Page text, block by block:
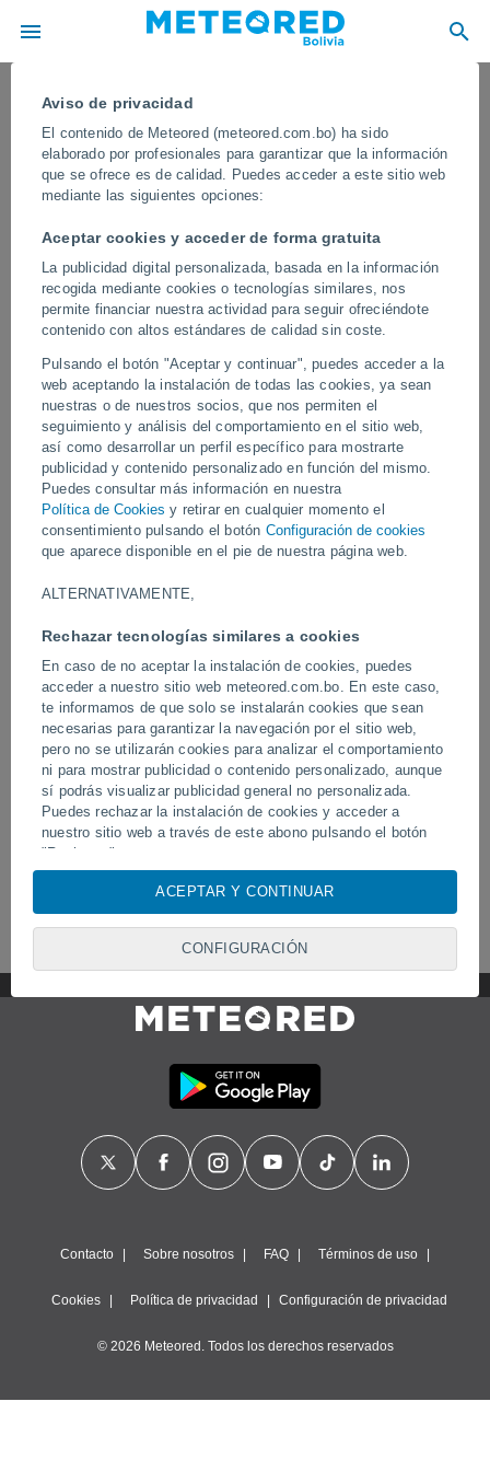
Aviso de privacidad
El contenido de Meteored (meteored.com.bo) ha sido
elaborado por profesionales para garantizar que la información
que se ofrece es de calidad. Puedes acceder a este sitio web
mediante las siguientes opciones:
Aceptar cookies y acceder de forma gratuita
La publicidad digital personalizada, basada en la información
recogida mediante cookies o tecnologías similares, nos
permite financiar nuestra actividad para seguir ofreciéndote
contenido con altos estándares de calidad sin coste.
Pulsando el botón "Aceptar y continuar", puedes acceder a la
web aceptando la instalación de todas las cookies, ya sean
nuestras o de nuestros socios, que nos permiten el
seguimiento y análisis del comportamiento en el sitio web,
así como desarrollar un perfil específico para mostrarte
publicidad y contenido personalizado en función del mismo.
Puedes consultar más información en nuestra
Política de Cookies y retirar en cualquier momento el
consentimiento pulsando el botón Configuración de cookies
que aparece disponible en el pie de nuestra página web.
ALTERNATIVAMENTE,
Rechazar tecnologías similares a cookies
En caso de no aceptar la instalación de cookies, puedes
acceder a nuestro sitio web meteored.com.bo. En este caso,
te informamos de que solo se instalarán cookies que sean
necesarias para garantizar la navegación por el sitio web,
pero no se utilizarán cookies para analizar el comportamiento
ni para mostrar publicidad o contenido personalizado, aunque
sí podrás visualizar publicidad general no personalizada.
Puedes rechazar la instalación de cookies y acceder a
nuestro sitio web a través de este abono pulsando el botón
"Rechazar".
Con su consentimiento, nosotros ynuestros socios
almacenar, acceder y procesar datos personales como su
visita en este sitio web, las direcciones IP y los
identificadores de cookies. Es posible que algunos
interés legítimo, algo a lo que puedes oponerte. Para ello,
puede retirar su consentimiento u oponerse al tratamiento de
Política de Cookiesen este sitio web.
tratamiento de datos:
Almacenar la información en un dispositivo y/o acceder a
ella, uso de datos limitados para seleccionar anuncios
perfil para personalizar el contenido, uso de perfiles para la
de la publicidad, medir el rendimiento del contenido,
comprender al público a través de estadísticas o a través de
desarrollo y mejora de los servicios, uso de datos limitados
ACEPTAR Y CONTINUAR
CONFIGURACIÓN
Un bólido verde ilumina el cielo de
Moscú, Rusia
Los científicos debaten si se ha tratado de un meteorito o de la
reentrada de desechos espaciales en la atmósfera terrestre.
Vídeos
Ayer
Un rayo impactó en un campo de
fútbol en Narathiwat, Tailandia.
Erupción y actividad
volcán de Fuego,
Contacto Sobre nosotros FAQ Términos de uso
Cookies Política de privacidad Configuración de privacidad
© 2026 Meteored. Todos los derechos reservados